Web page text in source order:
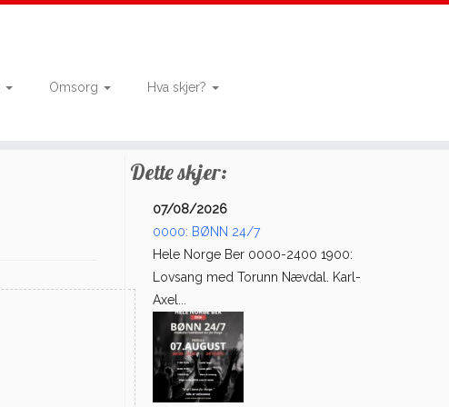
Omsorg
Hva skjer?
Dette skjer:
07/08/2026
0000: BØNN 24/7
Hele Norge Ber 0000-2400 1900:
Lovsang med Torunn Nævdal. Karl-
Axel...